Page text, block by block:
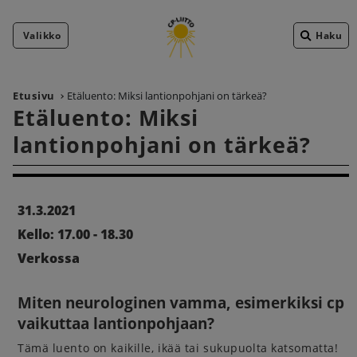
Valikko Haku
Etusivu Etäluento: Miksi lantionpohjani on tärkeä?
Etäluento: Miksi
lantionpohjani on tärkeä?
31.3.2021
Kello: 17.00 - 18.30
Verkossa
Miten neurologinen vamma, esimerkiksi cp
vaikuttaa lantionpohjaan?
Tämä luento on kaikille, ikää tai sukupuolta katsomatta!